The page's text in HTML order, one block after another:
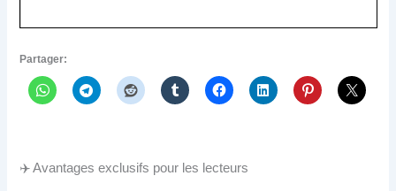
Partager:
✈️ Avantages exclusifs pour les lecteurs